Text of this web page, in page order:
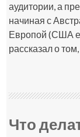
аудитории, а
начиная с
Европой (США
рассказал о
Что